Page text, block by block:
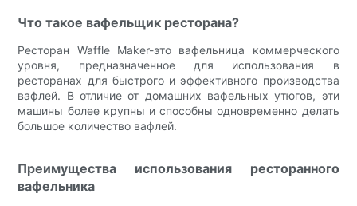
Что такое вафельщик ресторана?
Ресторан Waffle Maker-это вафельница коммерческого
уровня, предназначенное для использования в
ресторанах для быстрого и эффективного производства
вафлей. В отличие от домашних вафельных утюгов, эти
машины более крупны и способны одновременно делать
большое количество вафлей.
Преимущества использования ресторанного
вафельника